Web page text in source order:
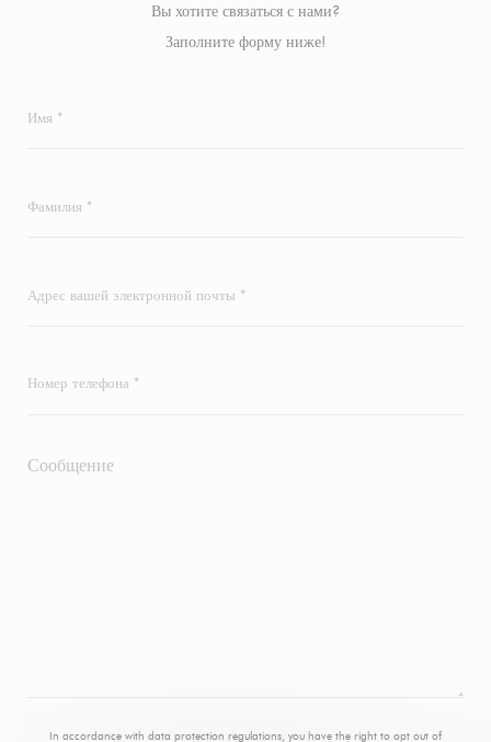
Вы хотите связаться с нами?
Заполните форму ниже!
In accordance with data protection regulations, you have the right to opt out of